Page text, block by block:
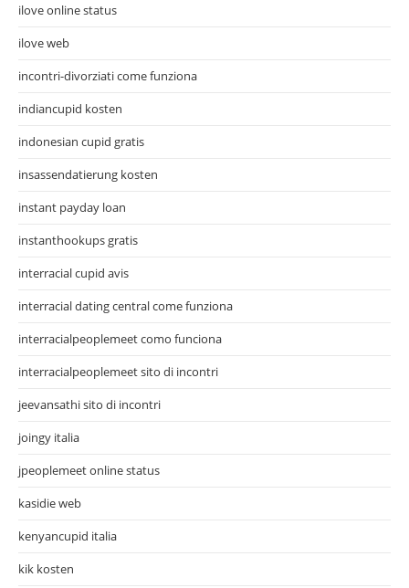
ilove online status
ilove web
incontri-divorziati come funziona
indiancupid kosten
indonesian cupid gratis
insassendatierung kosten
instant payday loan
instanthookups gratis
interracial cupid avis
interracial dating central come funziona
interracialpeoplemeet como funciona
interracialpeoplemeet sito di incontri
jeevansathi sito di incontri
joingy italia
jpeoplemeet online status
kasidie web
kenyancupid italia
kik kosten